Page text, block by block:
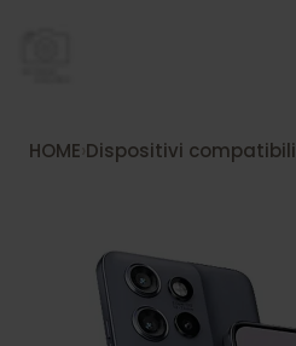
HOME Dispositivi compatibili